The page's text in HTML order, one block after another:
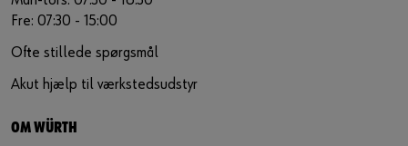
Fre: 07:30 - 15:00
Ofte stillede spørgsmål
Akut hjælp til værkstedsudstyr
OM WÜRTH